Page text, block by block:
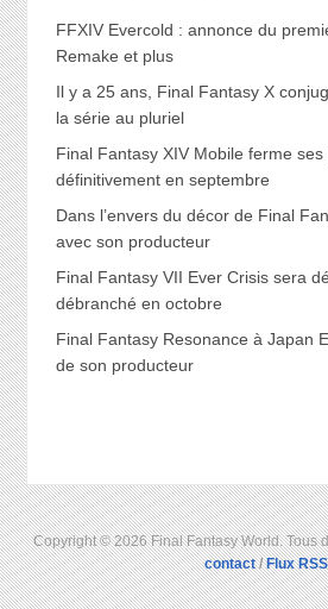
FFXIV Evercold : annonce du
Remake et plus
Il y a 25 ans, Final Fantasy X
la série au pluriel
Final Fantasy XIV Mobile ferme ses
définitivement en septembre
Dans l’envers du décor de Final
avec son producteur
Final Fantasy VII Ever Crisis sera
débranché en octobre
Final Fantasy Resonance à Japan
de son producteur
Copyright © 2026 Final Fantasy World. Tous
contact/Flux RSS